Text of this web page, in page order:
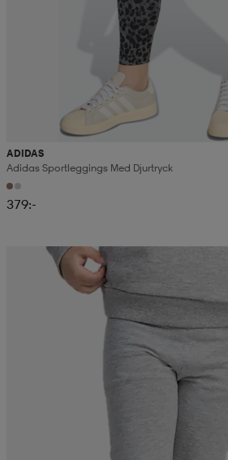
ADIDAS
Adidas Sportleggings Med Djurtryck
379:-